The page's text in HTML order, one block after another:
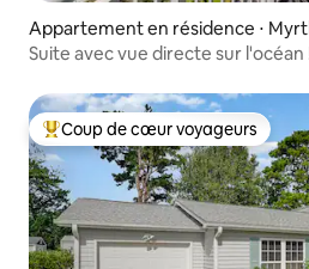
Appartement en résidence ⋅
Suite avec vue directe sur
Coups de cœur voyageurs les
Coup de cœur voyageurs